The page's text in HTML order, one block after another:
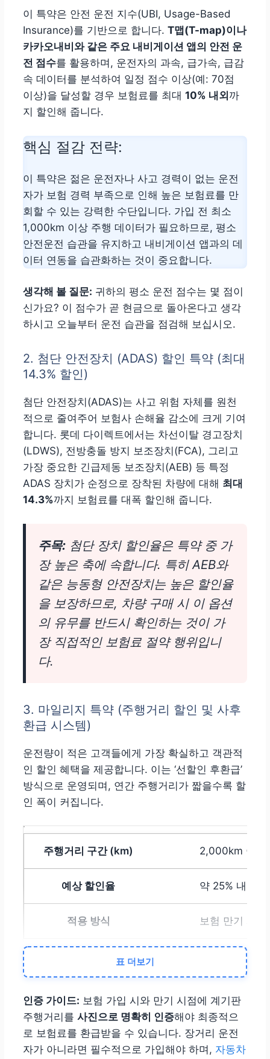
이 특약은 안전 운전 지수(UBI, Usage-Based
Insurance)를 기반으로 합니다.T맵(T-map)이나
카카오내비와 같은 주요 내비게이션 앱의 안전 운
전 점수를 활용하며, 운전자의 과속, 급가속, 급감
속 데이터를 분석하여 일정 점수 이상(예: 70점
이상)을 달성할 경우 보험료를 최대10% 내외 까
지 할인해 줍니다.
핵심 절감 전략:
이 특약은 젊은 운전자나 사고 경력이 없는 운전
자가 보험 경력 부족으로 인해 높은 보험료를 만
회할 수 있는 강력한 수단입니다. 가입 전 최소
1,000km 이상 주행 데이터가 필요하므로, 평소
안전운전 습관을 유지하고 내비게이션 앱과의 데
이터 연동을 습관화하는 것이 중요합니다.
생각해 볼 질문: 귀하의 평소 운전 점수는 몇 점이
신가요? 이 점수가 곧 현금으로 돌아온다고 생각
하시고 오늘부터 운전 습관을 점검해 보십시오.
2. 첨단 안전장치 (ADAS) 할인 특약 (최대
14.3% 할인)
첨단 안전장치(ADAS)는 사고 위험 자체를 원천
적으로 줄여주어 보험사 손해율 감소에 크게 기여
합니다. 롯데 다이렉트에서는 차선이탈 경고장치
(LDWS), 전방충돌 방지 보조장치(FCA), 그리고
가장 중요한 긴급제동 보조장치(AEB) 등 특정
ADAS 장치가 순정으로 장착된 차량에 대해 최대
14.3%까지 보험료를 대폭 할인해 줍니다.
주목: 첨단 장치 할인율은 특약 중 가
장 높은 축에 속합니다. 특히 AEB와
같은 능동형 안전장치는 높은 할인율
을 보장하므로, 차량 구매 시 이 옵션
의 유무를 반드시 확인하는 것이 가
장 직접적인 보험료 절약 행위입니
다.
3. 마일리지 특약 (주행거리 할인 및 사후
환급 시스템)
운전량이 적은 고객들에게 가장 확실하고 객관적
인 할인 혜택을 제공합니다. 이는 ‘선할인 후환급’
방식으로 운영되며, 연간 주행거리가 짧을수록 할
인 폭이 커집니다.
2,000km 이하
약 25% 내외
보험 만기 시
4,000km 이하
약 20% 내외
7,000km 이하
표 더보기
인증 가이드: 보험 가입 시와 만기 시점에 계기판
주행거리를사진으로 명확히 인증해야 최종적으
로 보험료를 환급받을 수 있습니다. 장거리 운전
자가 아니라면 필수적으로 가입해야 하며, 자동차